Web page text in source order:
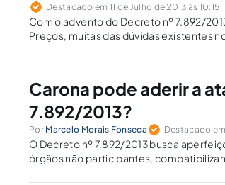
Destacado em 11 de Julho de 2013 às 10:15
Com o advento do Decreto nº 7.892/
Preços, muitas das dúvidas existentes
Carona pode aderir a
7.892/2013?
Por Marcelo Morais Fonseca Destacado
O Decreto nº 7.892/2013 busca
órgãos não participantes,